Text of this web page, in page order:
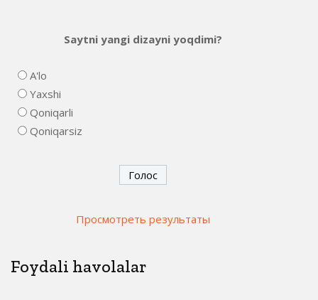
Saytni yangi dizayni yoqdimi?
A'lo
Yaxshi
Qoniqarli
Qoniqarsiz
Просмотреть результаты
Foydali havolalar